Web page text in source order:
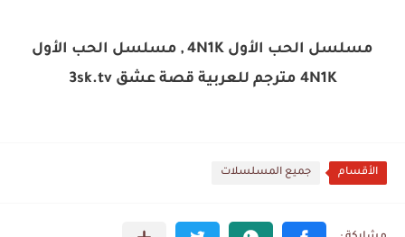
مسلسل الحب الأول 4N1K , مسلسل الحب الأول
4N1K مترجم للعربية قصة عشق 3sk.tv
الأقسام جميع المسلسلات